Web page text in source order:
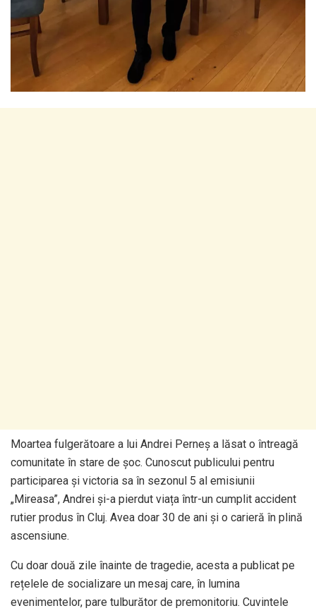
Moartea fulgerătoare a lui Andrei Perneș a lăsat o întreagă
comunitate în stare de șoc. Cunoscut publicului pentru
participarea și victoria sa în sezonul 5 al emisiunii
„Mireasa”, Andrei și-a pierdut viața într-un cumplit accident
rutier produs în Cluj. Avea doar 30 de ani și o carieră în plină
ascensiune.
Cu doar două zile înainte de tragedie, acesta a publicat pe
rețelele de socializare un mesaj care, în lumina
evenimentelor, pare tulburător de premonitoriu. Cuvintele